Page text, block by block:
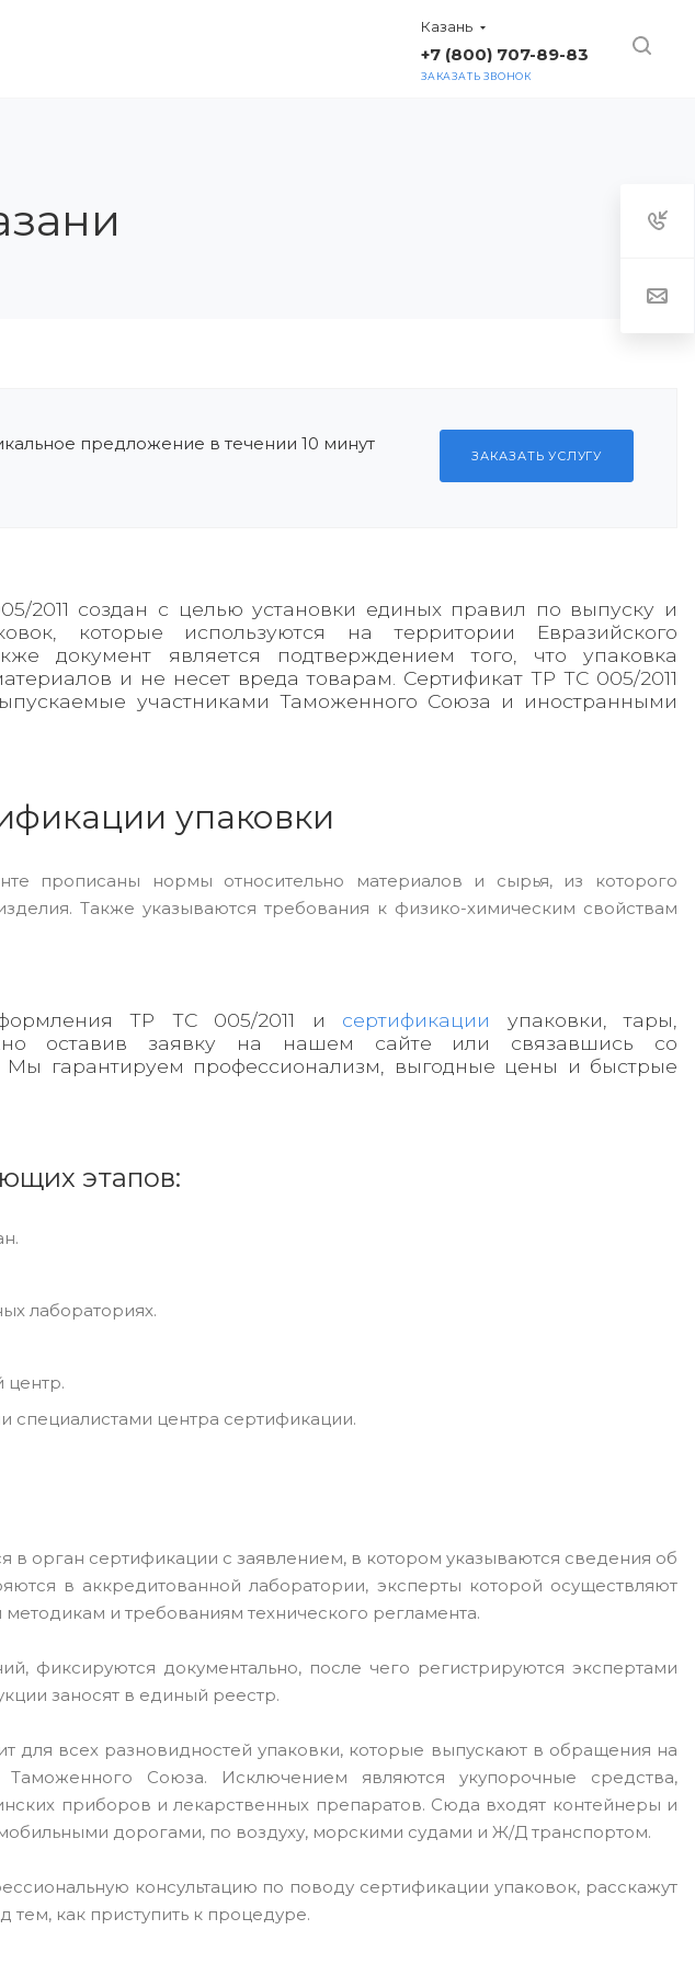
Казань
+7 (800) 707-89-83
ЗАКАЗАТЬ ЗВОНОК
предложение в течении 10 минут
ЗАКАЗАТЬ УСЛУГУ
2011 создан с целью установки единых правил по выпуску и
которые используются на территории Евразийского
документ является подтверждением того, что упаковка
и не несет вреда товарам. Сертификат ТР ТС 005/2011
участниками Таможенного Союза и иностранными
упаковки
прописаны нормы относительно материалов и сырья, из которого
Также указываются требования к физико-химическим свойствам
ТР ТС 005/2011 и сертификации
упаковки, тары,
оставив заявку на нашем сайте или связавшись со
Мы гарантируем профессионализм, выгодные цены и быстрые
этапов:
лабораториях.
центр.
центра сертификации.
в орган сертификации с заявлением, в котором указываются сведения об
в аккредитованной лаборатории, эксперты которой осуществляют
и требованиям технического регламента.
фиксируются документально, после чего регистрируются экспертами
заносят в единый реестр.
для всех разновидностей упаковки, которые выпускают в обращения на
Союза. Исключением являются укупорочные средства,
приборов и лекарственных препаратов. Сюда входят контейнеры и
дорогами, по воздуху, морскими судами и Ж/Д транспортом.
консультацию по поводу сертификации упаковок, расскажут
как приступить к процедуре.